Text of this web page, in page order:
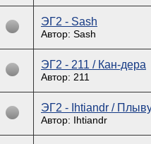
ЭГ2 - Sash
Автор: Sash
ЭГ2 - 211 / Кан-дера
Автор: 211
ЭГ2 - Ihtiandr /
Автор: Ihtiandr